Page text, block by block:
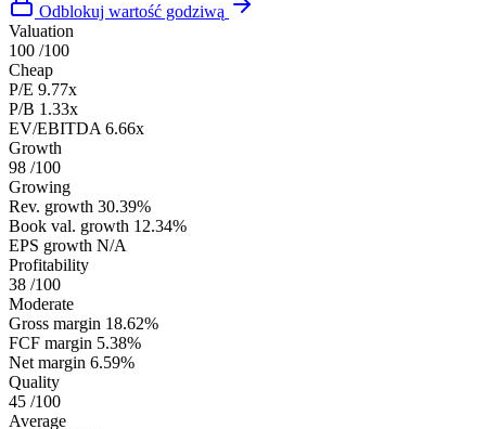
Odblokuj wartość godziwą
Valuation
100 /100
Cheap
P/E 9.77x
P/B 1.33x
EV/EBITDA 6.66x
Growth
98 /100
Growing
Rev. growth 30.39%
Book val. growth 12.34%
EPS growth N/A
Profitability
38 /100
Moderate
Gross margin 18.62%
FCF margin 5.38%
Net margin 6.59%
Quality
45 /100
Average